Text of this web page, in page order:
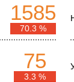
1585
70.3 %
75
3.3 %